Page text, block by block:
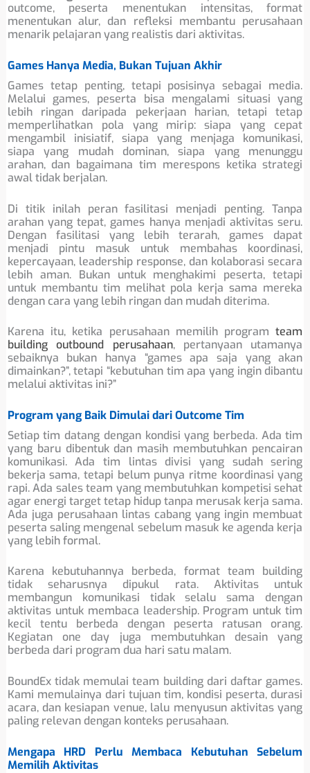
outcome, peserta menentukan intensitas, format
menentukan alur, dan refleksi membantu perusahaan
menarik pelajaran yang realistis dari aktivitas.
Games Hanya Media, Bukan Tujuan Akhir
Games tetap penting, tetapi posisinya sebagai media.
Melalui games, peserta bisa mengalami situasi yang
lebih ringan daripada pekerjaan harian, tetapi tetap
memperlihatkan pola yang mirip: siapa yang cepat
mengambil inisiatif, siapa yang menjaga komunikasi,
siapa yang mudah dominan, siapa yang menunggu
arahan, dan bagaimana tim merespons ketika strategi
awal tidak berjalan.
Di titik inilah peran fasilitasi menjadi penting. Tanpa
arahan yang tepat, games hanya menjadi aktivitas seru.
Dengan fasilitasi yang lebih terarah, games dapat
menjadi pintu masuk untuk membahas koordinasi,
kepercayaan, leadership response, dan kolaborasi secara
lebih aman. Bukan untuk menghakimi peserta, tetapi
untuk membantu tim melihat pola kerja sama mereka
dengan cara yang lebih ringan dan mudah diterima.
Karena itu, ketika perusahaan memilih programteam
building outbound perusahaan, pertanyaan utamanya
sebaiknya bukan hanya “games apa saja yang akan
dimainkan?”, tetapi “kebutuhan tim apa yang ingin dibantu
melalui aktivitas ini?”
Program yang Baik Dimulai dari Outcome Tim
Setiap tim datang dengan kondisi yang berbeda. Ada tim
yang baru dibentuk dan masih membutuhkan pencairan
komunikasi. Ada tim lintas divisi yang sudah sering
bekerja sama, tetapi belum punya ritme koordinasi yang
rapi. Ada sales team yang membutuhkan kompetisi sehat
agar energi target tetap hidup tanpa merusak kerja sama.
Ada juga perusahaan lintas cabang yang ingin membuat
peserta saling mengenal sebelum masuk ke agenda kerja
yang lebih formal.
Karena kebutuhannya berbeda, format team building
tidak seharusnya dipukul rata. Aktivitas untuk
membangun komunikasi tidak selalu sama dengan
aktivitas untuk membaca leadership. Program untuk tim
kecil tentu berbeda dengan peserta ratusan orang.
Kegiatan one day juga membutuhkan desain yang
berbeda dari program dua hari satu malam.
BoundEx tidak memulai team building dari daftar games.
Kami memulainya dari tujuan tim, kondisi peserta, durasi
acara, dan kesiapan venue, lalu menyusun aktivitas yang
paling relevan dengan konteks perusahaan.
Mengapa HRD Perlu Membaca Kebutuhan Sebelum
Memilih Aktivitas